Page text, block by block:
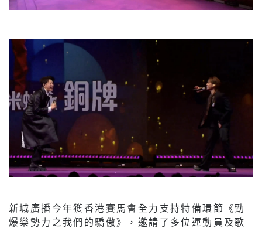
新城廣播今年獲香港賽馬會全力支持特備環節《勁
爆樂勢力之我們的驕傲》，邀請了多位運動員及歌